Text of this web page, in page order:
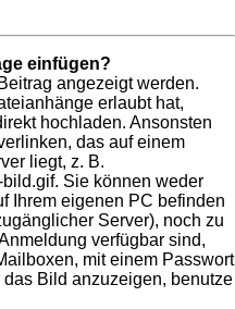
einfügen?
angezeigt werden.
erlaubt hat,
hochladen. Ansonsten
das auf einem
liegt, z. B.
Sie können weder
Ihrem eigenen PC befinden
Server), noch zu
verfügbar sind,
mit einem Passwort
Bild anzuzeigen, benutze